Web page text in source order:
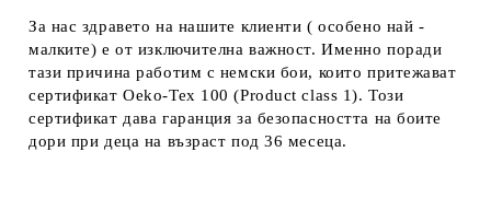
За нас здравето на нашите клиенти ( особено най -
малките) е от изключителна важност. Именно поради
тази причина работим с немски бои, които притежават
сертификат Oeko-Tex 100 (Product class 1). Този
сертификат дава гаранция за безопасността на боите
дори при деца на възраст под 36 месеца.